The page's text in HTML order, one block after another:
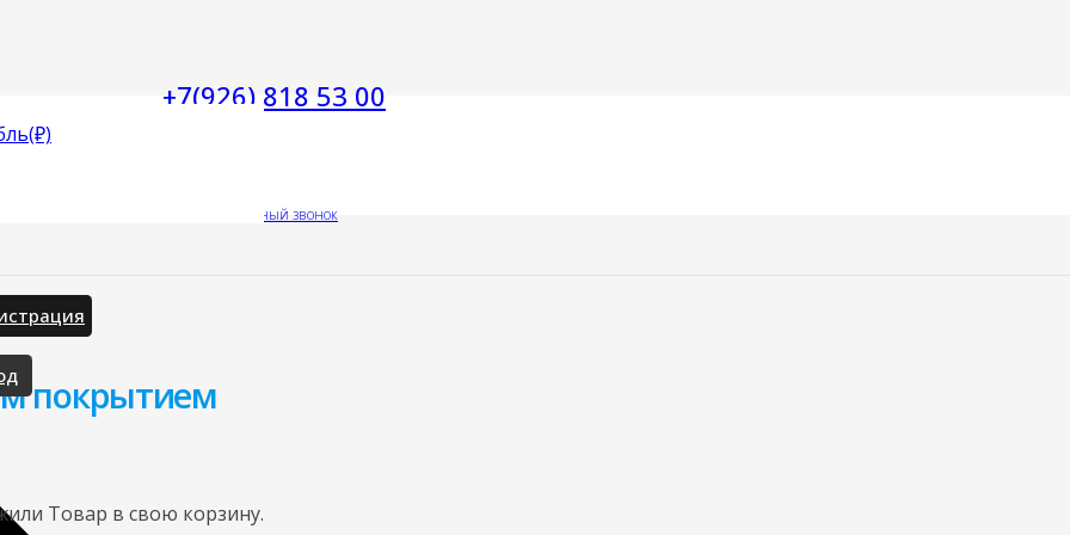
+7(926) 818 53 00
Заказать обратный звонок
(₽)
Товар в свою корзину.
покрытием